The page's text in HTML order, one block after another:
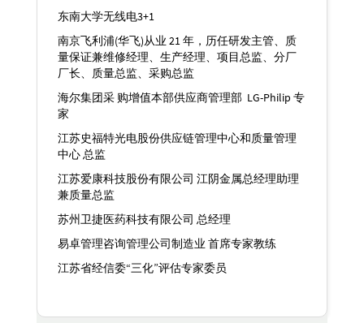
东南大学无线电3+1
南京飞利浦(华飞)从业 21 年，历任研发主管、质
量保证兼维修经理、生产经理、项目总监、分厂
厂长、质量总监、采购总监
海尔集团采 购增值本部供应商管理部 LG-Philip 专
家
江苏史福特光电股份供应链管理中心和质量管理
中心 总监
江苏爱康科技股份有限公司 江阴金属总经理助理
兼质量总监
苏州卫捷医药科技有限公司 总经理
易卓管理咨询管理公司制造业 首席专家教练
江苏省经信委“三化”评估专家委员